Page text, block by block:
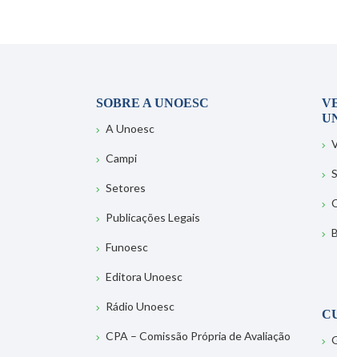
SOBRE A UNOESC
A Unoesc
Campi
Setores
Publicações Legais
Funoesc
Editora Unoesc
Rádio Unoesc
CPA – Comissão Própria de Avaliação